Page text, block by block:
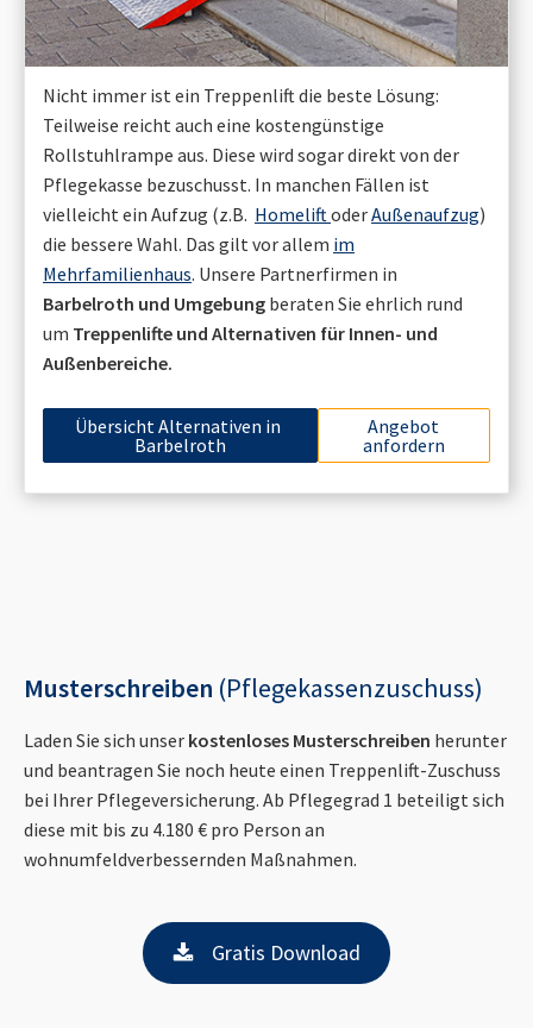
Nicht immer ist ein Treppenlift die beste Lösung:
Teilweise reicht auch eine kostengünstige
Rollstuhlrampe aus. Diese wird sogar direkt von der
Pflegekasse bezuschusst. In manchen Fällen ist
vielleicht ein Aufzug (z.B. HomeliftoderAußenaufzug)
die bessere Wahl. Das gilt vor allem im
Mehrfamilienhaus. Unsere Partnerfirmen in
Barbelroth und Umgebung beraten Sie ehrlich rund
um Treppenlifte und Alternativen für Innen- und
Außenbereiche.
Übersicht Alternativen in
Barbelroth
Angebot
anfordern
Musterschreiben (Pflegekassenzuschuss)
Laden Sie sich unser kostenloses Musterschreiben herunter
und beantragen Sie noch heute einen Treppenlift-Zuschuss
bei Ihrer Pflegeversicherung. Ab Pflegegrad 1 beteiligt sich
diese mit bis zu 4.180 € pro Person an
wohnumfeldverbessernden Maßnahmen.
Gratis Download